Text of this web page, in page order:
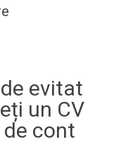
evitat
un CV
cont